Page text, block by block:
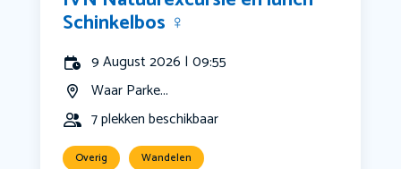
Schinkelbos ‍♀️
9 August 2026 | 09:55
Waar Parke...
7 plekken beschikbaar
Overig Wandelen